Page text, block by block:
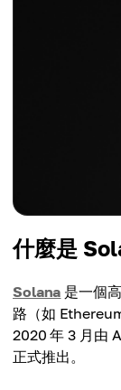
什麼是
Solana 是一個
路（如
2020 年 3 月由
正式推出。